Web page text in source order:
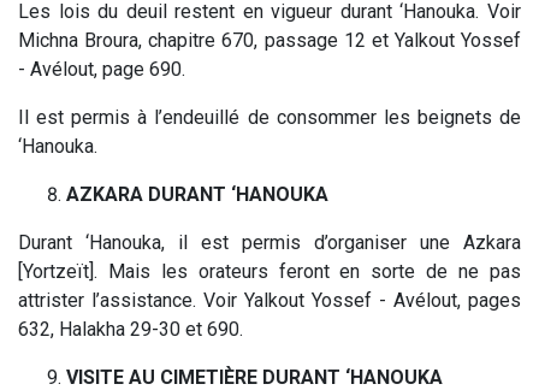
Les lois du deuil restent en vigueur durant ‘Hanouka. Voir
Michna Broura, chapitre 670, passage 12 et Yalkout Yossef
- Avélout, page 690.
Il est permis à l’endeuillé de consommer les beignets de
‘Hanouka.
AZKARA DURANT ‘HANOUKA
Durant ‘Hanouka, il est permis d’organiser une Azkara
[Yortzeït]. Mais les orateurs feront en sorte de ne pas
attrister l’assistance. Voir Yalkout Yossef - Avélout, pages
632, Halakha 29-30 et 690.
VISITE AU CIMETIÈRE DURANT ‘HANOUKA